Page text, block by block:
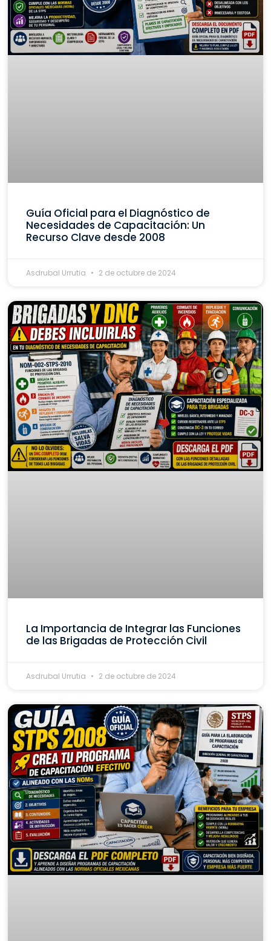
Guía Oficial para el Diagnóstico de
Necesidades de Capacitación: Un
Recurso Clave desde 2008
Asdrubal Urrutia 2 de octubre de 2024
La Importancia de Integrar las Funciones
de las Brigadas de Protección Civil
Asdrubal Urrutia 2 de octubre de 2024